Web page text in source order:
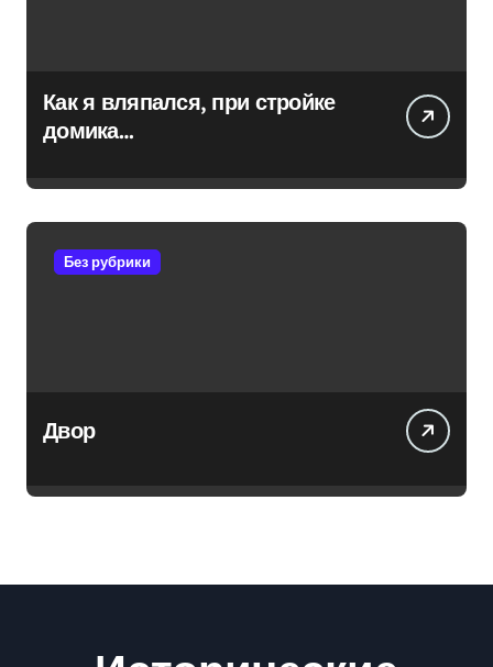
Как я вляпался, при стройке
домика…
Без рубрики
Двор